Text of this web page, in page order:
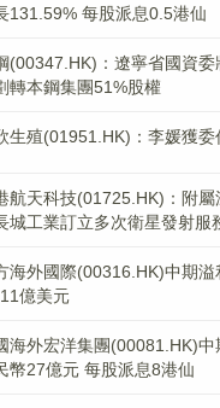
131.59% 每股派息0.5港仙
(00347.HK)：遼寧省國資
轉本鋼集團51%股權
生殖(01951.HK)：李媛獲委
航天科技(01725.HK)：附屬
城工業訂立多次衛星發射服
海外國際(00316.HK)中期溢
億美元
海外宏洋集團(00081.HK)
幣27億元 每股派息8港仙